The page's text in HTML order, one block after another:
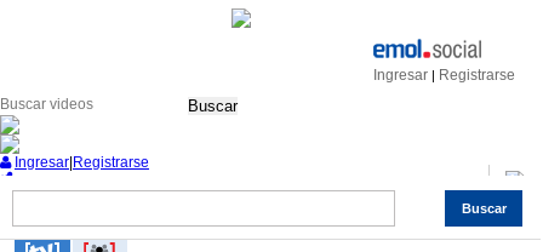
Ingresar | Registrarse
Buscar
Buscar
Ingresar Registrarse
Servicios